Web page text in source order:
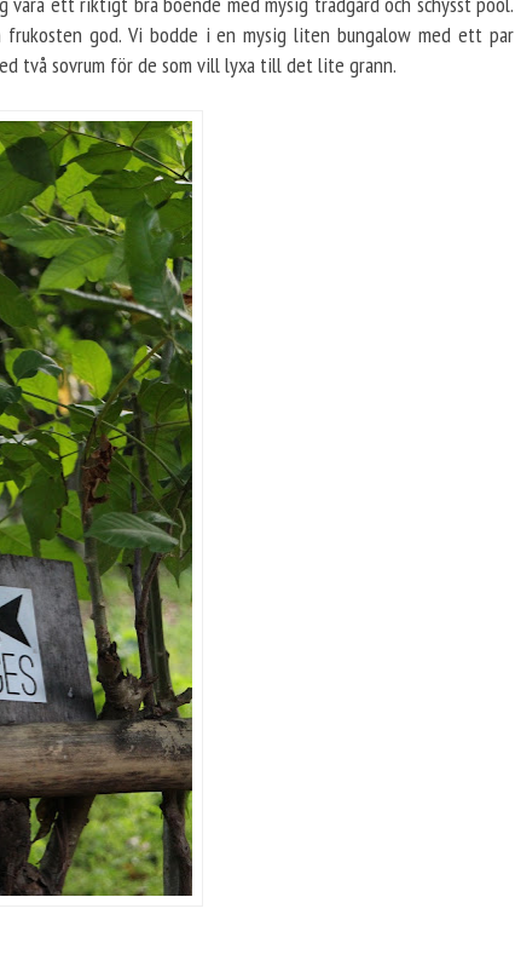
god. Vi bodde i en mysig liten bungalow med ett par
två sovrum för de som vill lyxa till det lite grann.